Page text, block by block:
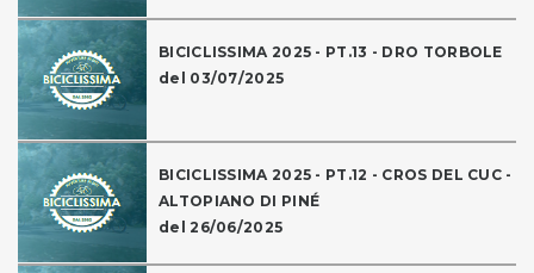
BICICLISSIMA 2025 - PT.13 - DRO TORBOLE
del 03/07/2025
BICICLISSIMA 2025 - PT.12 - CROS DEL CUC -
ALTOPIANO DI PINÉ
del 26/06/2025